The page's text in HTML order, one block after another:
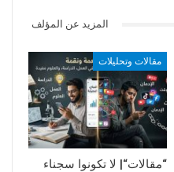
المزيد عن المؤلف
مقالات وتحليلات
“مقالات“| لا تكونوا سجناء